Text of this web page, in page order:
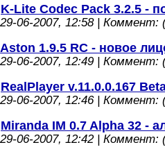
K-Lite Codec Pack 3.2.5 -
06-2007, 12:58 | Коммент:
Aston 1.9.5 RC - новое
06-2007, 12:49 | Коммент:
RealPlayer v.11.0.0.167
06-2007, 12:46 | Коммент:
Miranda IM 0.7 Alpha 32 -
06-2007, 12:42 | Коммент: